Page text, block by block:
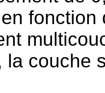
la couche